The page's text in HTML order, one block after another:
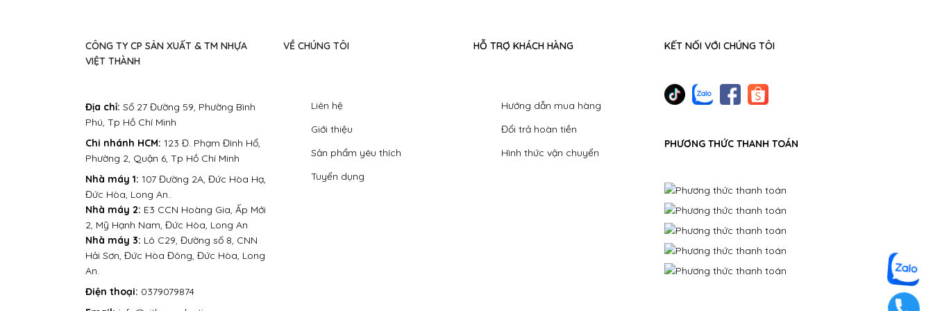
VỀ CHÚNG TÔI
Liên hệ
Giới thiệu
Sản phẩm yêu thích
Tuyển dụng
HỖ TRỢ KHÁCH HÀNG
Hướng dẫn mua hàng
Đổi trả hoàn tiền
Hình thức vận chuyển
KẾT NỐI VỚI CHÚNG TÔI
PHƯƠNG THỨC THANH TOÁN
Địa chỉ: Số 27 Đường 59, Phường Bình
Phú, Tp Hồ Chí Minh
Điện thoại: 0379079874
CÔNG TY CP SẢN XUẤT & TM NHỰA
VIỆT THÀNH
Nhà máy 1: 107 Đường 2A, Đức Hòa Hạ,
Đức Hòa, Long An..
Nhà máy 2: E3 CCN Hoàng Gia, Ấp Mới
2, Mỹ Hạnh Nam, Đức Hòa, Long An
Nhà máy 3: Lô C29, Đường số 8, CNN
Hải Sơn, Đức Hòa Đông, Đức Hòa, Long
An.
Chi nhánh HCM: 123 Đ. Phạm Đình Hổ,
Phường 2, Quận 6, Tp Hồ Chí Minh